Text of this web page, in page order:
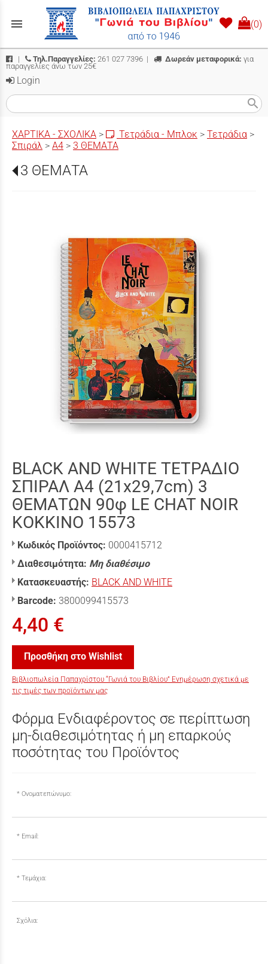
menu (0)
| Τηλ.Παραγγελίες: 261 027 7396 | Δωρεάν μεταφορικά: για
παραγγελίες άνω των 25€
Login
search
ΧΑΡΤΙΚΑ - ΣΧΟΛΙΚΑ > Τετράδια - Μπλοκ > Τετράδια >
Σπιράλ > Α4 > 3 ΘΕΜΑΤΑ
3 ΘΕΜΑΤΑ
BLACK AND WHITE ΤΕΤΡΑΔΙΟ
ΣΠΙΡΑΛ A4 (21x29,7cm) 3
ΘΕΜΑΤΩΝ 90φ LE CHAT NOIR
ΚΟΚΚΙΝΟ 15573
Κωδικός Προϊόντος: 0000415712
Διαθεσιμότητα: Μη διαθέσιμο
Κατασκευαστής: BLACK AND WHITE
Barcode: 3800099415573
4,40 €
Προσθήκη στο Wishlist
Βιβλιοπωλεία Παπαχρίστου “Γωνιά του Βιβλίου” Ενημέρωση σχετικά με
τις τιμές των προϊόντων μας
Φόρμα Ενδιαφέροντος σε περίπτωση
μη-διαθεσιμότητας ή μη επαρκούς
ποσότητας του Προϊόντος
Ονοματεπώνυμο:
Email:
Τεμάχια:
Σχόλια: